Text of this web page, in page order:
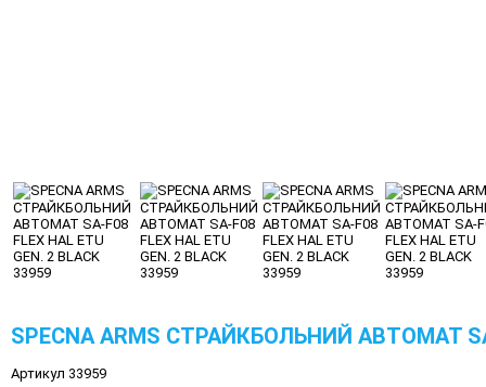
SPECNA ARMS СТРАЙКБОЛЬНИЙ АВТОМАТ
Артикул 33959